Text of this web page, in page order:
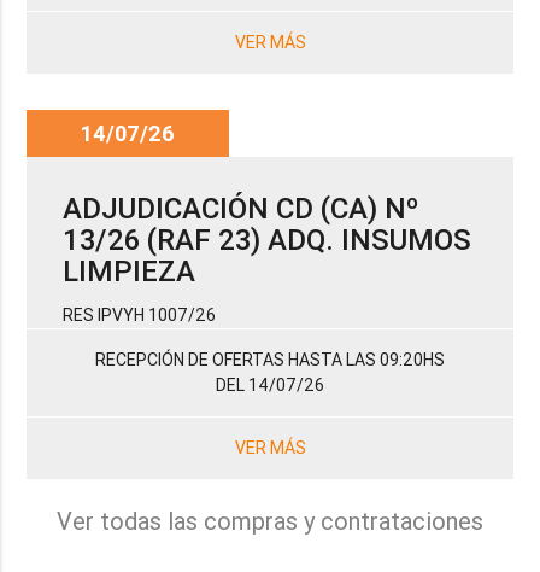
VER MÁS
14/07/26
ADJUDICACIÓN CD (CA) Nº
13/26 (RAF 23) ADQ. INSUMOS
LIMPIEZA
RES IPVYH 1007/26
RECEPCIÓN DE OFERTAS HASTA LAS 09:20HS
DEL 14/07/26
VER MÁS
Ver todas las compras y contrataciones